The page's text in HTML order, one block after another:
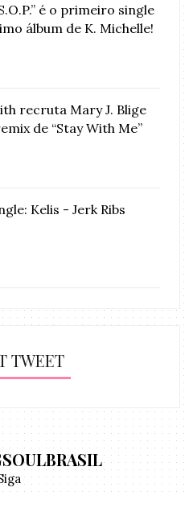
é o primeiro single
álbum de K. Michelle!
recruta Mary J. Blige
de “Stay With Me”
Kelis - Jerk Ribs
TWEET